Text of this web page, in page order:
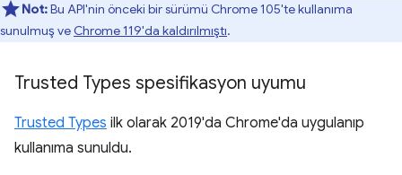
Not:Bu API'nin önceki bir sürümü Chrome 105'te kullanıma
sunulmuş ve Chrome 119'da kaldırılmıştı.
Trusted Types spesifikasyon uyumu
Trusted Types ilk olarak 2019'da Chrome'da uygulanıp
kullanıma sunuldu.